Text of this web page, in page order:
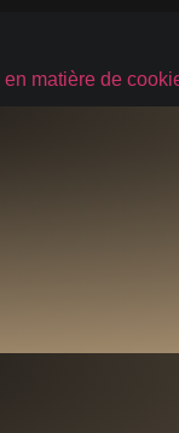
matière de